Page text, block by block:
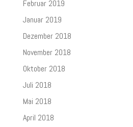
Februar 2019
Januar 2019
Dezember 2018
November 2018
Oktober 2018
Juli 2018
Mai 2018
April 2018